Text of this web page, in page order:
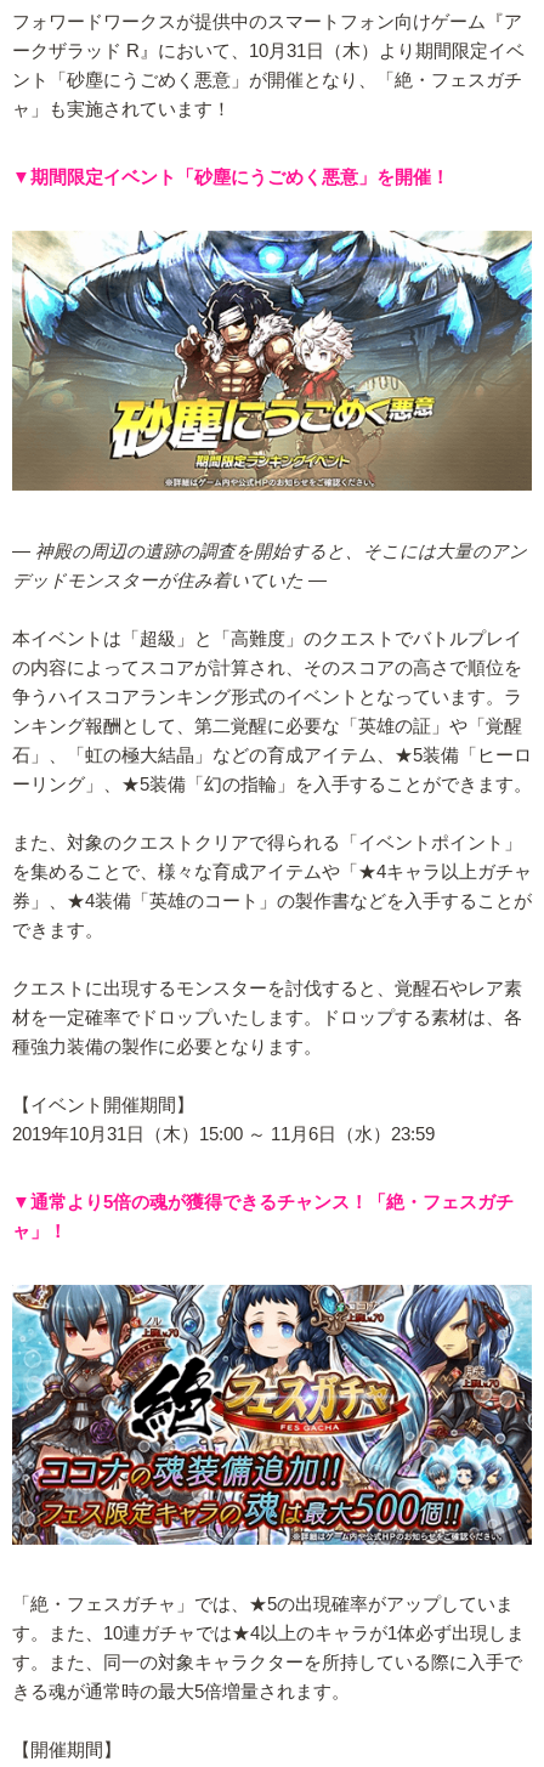
フォワードワークスが提供中のスマートフォン向けゲーム『ア
ークザラッド R』において、10月31日（木）より期間限定イベ
ント「砂塵にうごめく悪意」が開催となり、「絶・フェスガチ
ャ」も実施されています！
▼期間限定イベント「砂塵にうごめく悪意」を開催！
― 神殿の周辺の遺跡の調査を開始すると、そこには大量のアン
デッドモンスターが住み着いていた ―
本イベントは「超級」と「高難度」のクエストでバトルプレイ
の内容によってスコアが計算され、そのスコアの高さで順位を
争うハイスコアランキング形式のイベントとなっています。ラ
ンキング報酬として、第二覚醒に必要な「英雄の証」や「覚醒
石」、「虹の極大結晶」などの育成アイテム、★5装備「ヒーロ
ーリング」、★5装備「幻の指輪」を入手することができます。
また、対象のクエストクリアで得られる「イベントポイント」
を集めることで、様々な育成アイテムや「★4キャラ以上ガチャ
券」、★4装備「英雄のコート」の製作書などを入手することが
できます。
クエストに出現するモンスターを討伐すると、覚醒石やレア素
材を一定確率でドロップいたします。ドロップする素材は、各
種強力装備の製作に必要となります。
【イベント開催期間】
2019年10月31日（木）15:00 ～ 11月6日（水）23:59
▼通常より5倍の魂が獲得できるチャンス！「絶・フェスガチ
ャ」！
「絶・フェスガチャ」では、★5の出現確率がアップしていま
す。また、10連ガチャでは★4以上のキャラが1体必ず出現しま
す。また、同一の対象キャラクターを所持している際に入手で
きる魂が通常時の最大5倍増量されます。
【開催期間】